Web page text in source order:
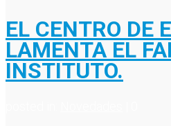
EL CENTRO DE
LAMENTA EL
INSTITUTO.